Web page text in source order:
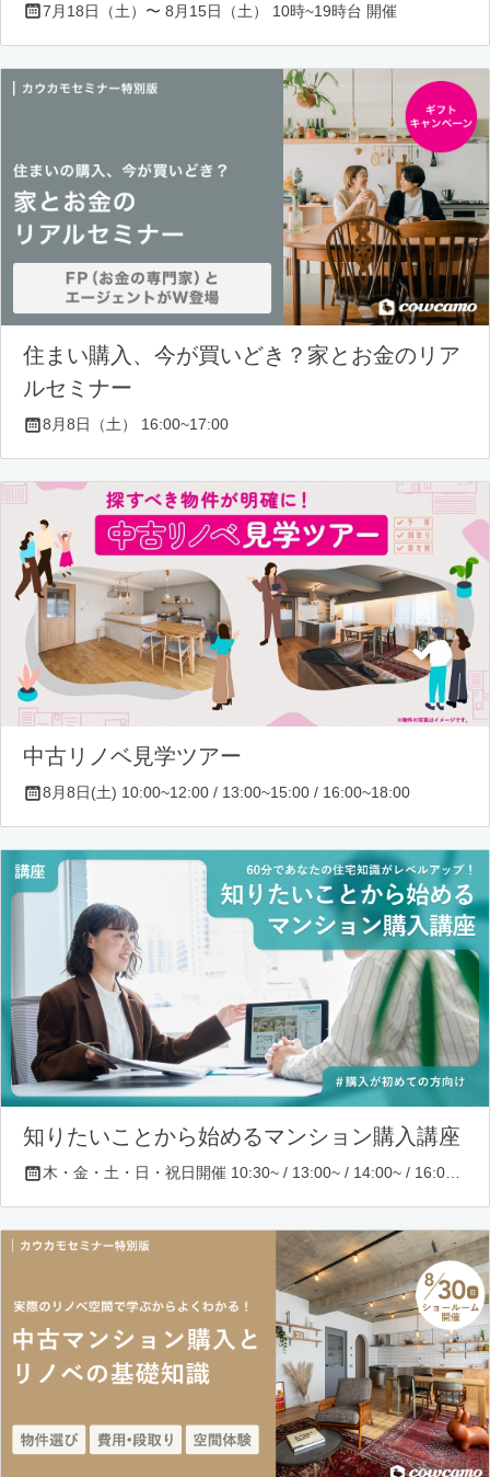
7月18日（土）〜 8月15日（土） 10時~19時台 開催
住まい購入、今が買いどき？家とお金のリア
ルセミナー
8月8日（土） 16:00~17:00
中古リノベ見学ツアー
8月8日(土) 10:00~12:00 / 13:00~15:00 / 16:00~18:00
知りたいことから始めるマンション購入講座
木・金・土・日・祝日開催 10:30~ / 13:00~ / 14:00~ / 16:00~ / 17:00~/ 18:30~/ 19:30~